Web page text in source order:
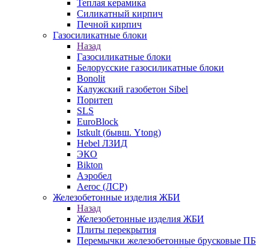
Теплая керамика
Силикатный кирпич
Печной кирпич
Газосиликатные блоки
Назад
Газосиликатные блоки
Белорусские газосиликатные блоки
Bonolit
Калужский газобетон Sibel
Поритеп
SLS
EuroBlock
Istkult (бывш. Ytong)
Hebel ЛЗИД
ЭКО
Bikton
Аэробел
Aeroc (ЛСР)
Железобетонные изделия ЖБИ
Назад
Железобетонные изделия ЖБИ
Плиты перекрытия
Перемычки железобетонные брусковые ПБ